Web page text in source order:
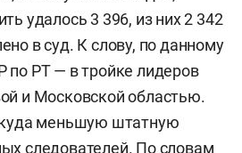
удалось 3 396, из них 2 342
в суд. К слову, по данному
по РТ — в тройке лидеров
и Московской областью.
меньшую штатную
следователей. По словам